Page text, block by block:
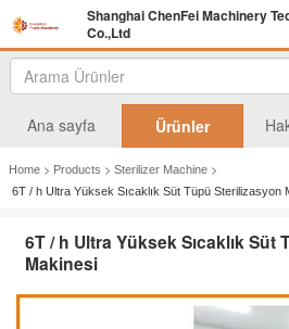
Shanghai ChenFei Machinery
Co.,Ltd
Ana sayfa Ürünler
Home > Products > Sterilizer Machine >
6T / h Ultra Yüksek Sıcaklık Süt Tüpü Sterilizasyon
6T / h Ultra Yüksek Sıcaklık
Makinesi